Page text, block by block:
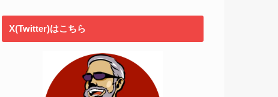
X(Twitter)はこちら